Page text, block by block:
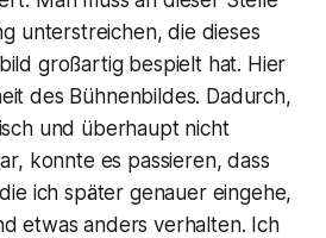
unterstreichen, die dieses
großartig bespielt hat. Hier
des Bühnenbildes. Dadurch,
und überhaupt nicht
konnte es passieren, dass
ich später genauer eingehe,
etwas anders verhalten. Ich